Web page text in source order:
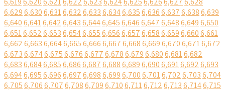
6,6296,6306,6316,6326,6336,6346,6356,6366,6376,6386,639
6,6406,6416,6426,6436,6446,6456,6466,6476,6486,6496,650
6,6516,6526,6536,6546,6556,6566,6576,6586,6596,6606,661
6,6626,6636,6646,6656,6666,6676,6686,6696,6706,6716,672
6,6736,6746,6756,6766,6776,6786,6796,6806,6816,682
6,6836,6846,6856,6866,6876,6886,6896,6906,6916,6926,693
6,6946,6956,6966,6976,6986,6996,7006,7016,7026,7036,704
6,7056,7066,7076,7086,7096,7106,7116,7126,7136,7146,715